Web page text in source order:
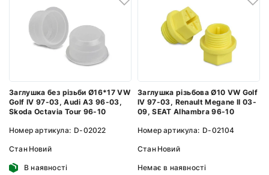
Заглушка без різьби Ø16*17 VW
Golf IV 97-03, Audi A3 96-03,
Skoda Octavia Tour 96-10
Номер артикула: D-02022
Стан Новий
В наявності
Заглушка різьбова Ø10 VW Golf
IV 97-03, Renault Megane II 03-
09, SEAT Alhambra 96-10
Номер артикула: D-02104
Стан Новий
Немає в наявності